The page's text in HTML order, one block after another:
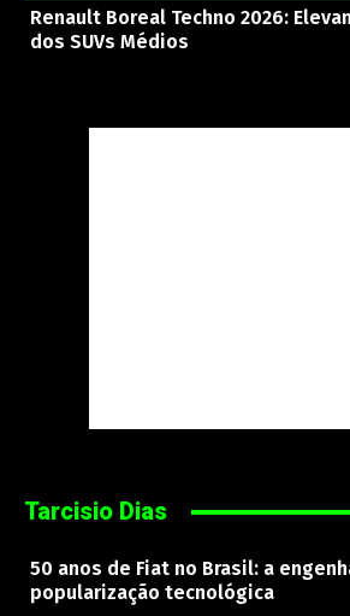
Renault Boreal Techno 2026:
dos SUVs Médios
Tarcisio Dias
50 anos de Fiat no Brasil: a
popularização tecnológica